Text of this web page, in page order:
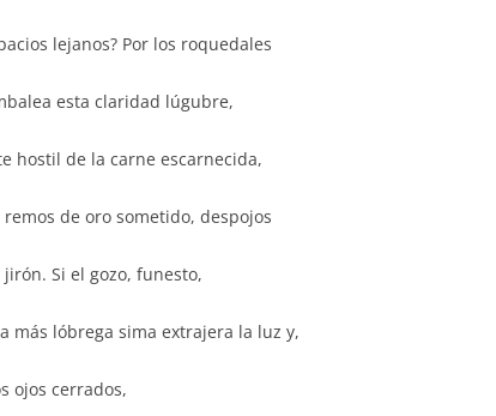
lejanos? Por los roquedales
esta claridad lúgubre,
hostil de la carne escarnecida,
remos de oro sometido, despojos
Si el gozo, funesto,
más lóbrega sima extrajera la luz y,
ojos cerrados,